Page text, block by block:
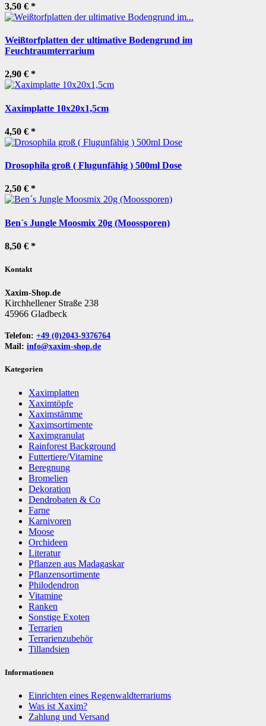
3,50 € *
Weißtorfplatten der ultimative Bodengrund im
Feuchtraumterrarium
2,90 € *
Xaximplatte 10x20x1,5cm
4,50 € *
Drosophila groß ( Flugunfähig ) 500ml Dose
2,50 € *
Ben´s Jungle Moosmix 20g (Moossporen)
8,50 € *
Kontakt
Xaxim-Shop.de
Kirchhellener Straße 238
45966 Gladbeck
Telefon: +49 (0)2043-9376764
Mail: info@xaxim-shop.de
Kategorien
Xaximplatten
Xaximtöpfe
Xaximstämme
Xaximsortimente
Xaximgranulat
Rainforest Background
Futtertiere/Vitamine
Beregnung
Bromelien
Dekoration
Dendrobaten & Co
Farne
Karnivoren
Moose
Orchideen
Literatur
Pflanzen aus Madagaskar
Pflanzensortimente
Philodendron
Vitamine
Ranken
Sonstige Exoten
Terrarien
Terrarienzubehör
Tillandsien
Informationen
Einrichten eines Regenwaldterrariums
Was ist Xaxim?
Zahlung und Versand